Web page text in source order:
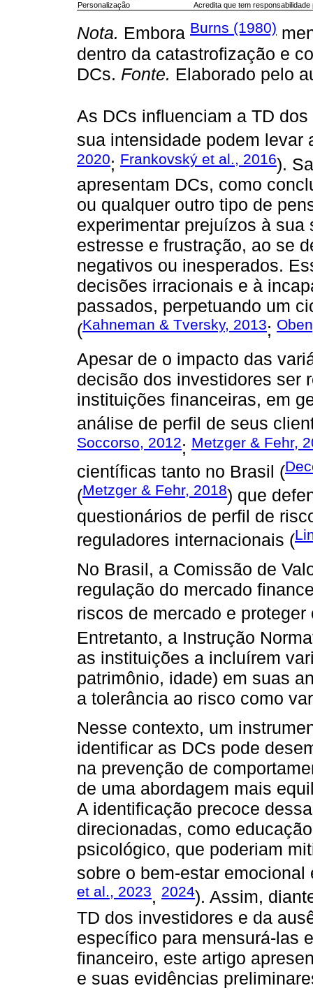
Personalização
Acredita que tem
Nota. Embora Burns (1980)
dentro da catastrofização e
DCs. Fonte. Elaborado pelo
As DCs influenciam a TD
sua intensidade podem levar
2020; Frankovský et al., 2016).
apresentam DCs, como
ou qualquer outro tipo de
experimentar prejuízos à
estresse e frustração, ao se
negativos ou inesperados.
decisões irracionais e à
passados, perpetuando um
(Kahneman & Tversky, 2013;
Apesar de o impacto das
decisão dos investidores ser
instituições financeiras, em
análise de perfil de seus
Soccorso, 2012; Metzger & Fehr,
científicas tanto no Brasil (
(Metzger & Fehr, 2018) que
questionários de perfil de
reguladores internacionais (
No Brasil, a Comissão de
regulação do mercado
riscos de mercado e
Entretanto, a Instrução
as instituições a incluírem
patrimônio, idade) em suas
a tolerância ao risco como
Nesse contexto, um
identificar as DCs pode
na prevenção de
de uma abordagem mais
A identificação precoce
direcionadas, como
psicológico, que poderiam
sobre o bem-estar
et al., 2023, 2024). Assim,
TD dos investidores e da
específico para mensurá-las
financeiro, este artigo
e suas evidências